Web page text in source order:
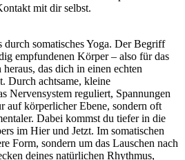
mit dir selbst.
somatisches Yoga. Der Begriff
empfundenen Körper – also für das
das dich in einen echten
Durch achtsame, kleine
Nervensystem reguliert, Spannungen
auf körperlicher Ebene, sondern oft
Dabei kommst du tiefer in die
im Hier und Jetzt. Im somatischen
Form, sondern um das Lauschen nach
deines natürlichen Rhythmus,